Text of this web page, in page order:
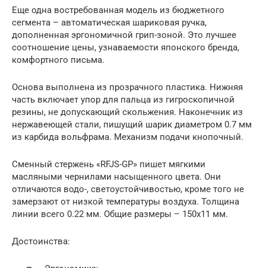
Еще одна востребованная модель из бюджетного
сегмента – автоматическая шариковая ручка,
дополненная эргономичной грип-зоной. Это лучшее
соотношение цены, узнаваемости японского бренда,
комфортного письма.
Основа выполнена из прозрачного пластика. Нижняя
часть включает упор для пальца из гигроскопичной
резины, не допускающий скольжения. Наконечник из
нержавеющей стали, пишущий шарик диаметром 0.7 мм
из карбида вольфрама. Механизм подачи кнопочный.
Сменный стержень «RFJS-GP» пишет мягкими
масляными чернилами насыщенного цвета. Они
отличаются водо-, светоустойчивостью, кроме того не
замерзают от низкой температуры воздуха. Толщина
линии всего 0.22 мм. Общие размеры – 150х11 мм.
Достоинства: